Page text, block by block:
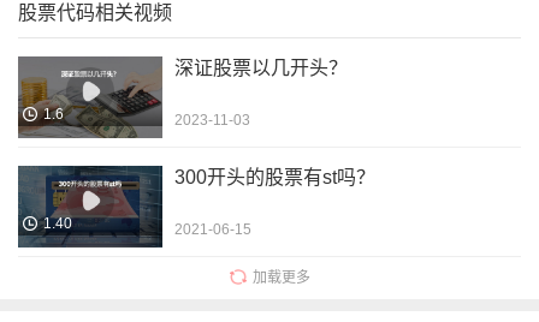
股票代码相关视频
1.6
深证股票以几开头？
2023-11-03
1.40
300开头的股票有st吗？
2021-06-15
加载更多